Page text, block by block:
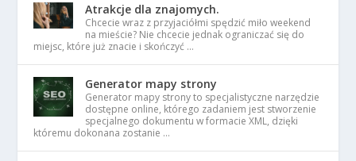
Atrakcje dla znajomych.
Chcecie wraz z przyjaciółmi spędzić miło weekend
na mieście? Nie chcecie jednak ograniczać się do
miejsc, które już znacie i skończyć …
Generator mapy strony
Generator mapy strony to specjalistyczne narzędzie
dostępne online, którego zadaniem jest stworzenie
specjalnego dokumentu w formacie XML, dzięki
któremu dokonana zostanie …